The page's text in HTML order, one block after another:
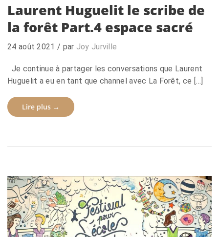
Laurent Huguelit le scribe de
la forêt Part.4 espace sacré
24 août 2021 / par Joy Jurville
Je continue à partager les conversations que Laurent
Huguelit a eu en tant que channel avec La Forêt, ce […]
Lire plus →